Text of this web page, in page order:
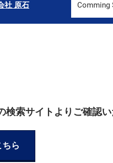
社 原石 Comming
索サイトよりご確認い
ちら